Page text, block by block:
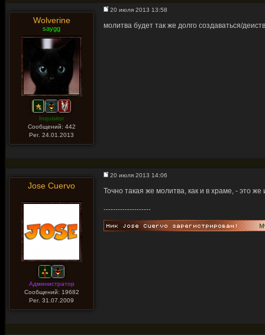
Wolverine
saygg
Inquisitor
Сообщений: 442
Рег. 24.01.2013
20 июля 2013 13:58
молитва будет так же долго создаваться/
Jose Cuervo
Администратор
Сообщений: 19682
Рег. 31.07.2009
20 июля 2013 14:06
Точно такая же молитва, как и в храме, - это
--------------------